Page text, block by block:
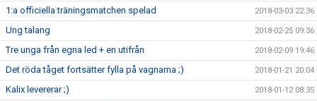
1:a officiella träningsmatchen spelad 2018-03-03 22:36
Ung talang 2018-02-25 09:36
Tre unga från egna led + en utifrån 2018-02-09 19:46
Det röda tåget fortsätter fylla på vagnarna ;) 2018-01-21 20:04
Kalix levererar ;) 2018-01-12 08:35